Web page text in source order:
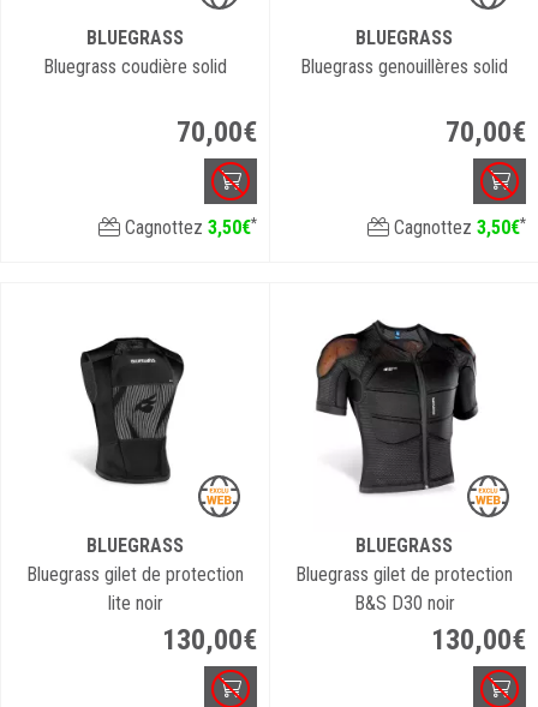
BLUEGRASS
Bluegrass coudière solid
70,00€
Cagnottez 3,50€*
BLUEGRASS
Bluegrass genouillères solid
70,00€
Cagnottez 3,50€*
BLUEGRASS
Bluegrass gilet de protection
lite noir
130,00€
BLUEGRASS
Bluegrass gilet de protection
B&S D30 noir
130,00€